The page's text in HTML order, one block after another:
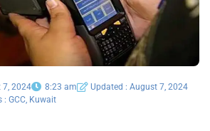
7, 2024 8:23 am
Updated : August 7, 2024
: GCC Kuwait